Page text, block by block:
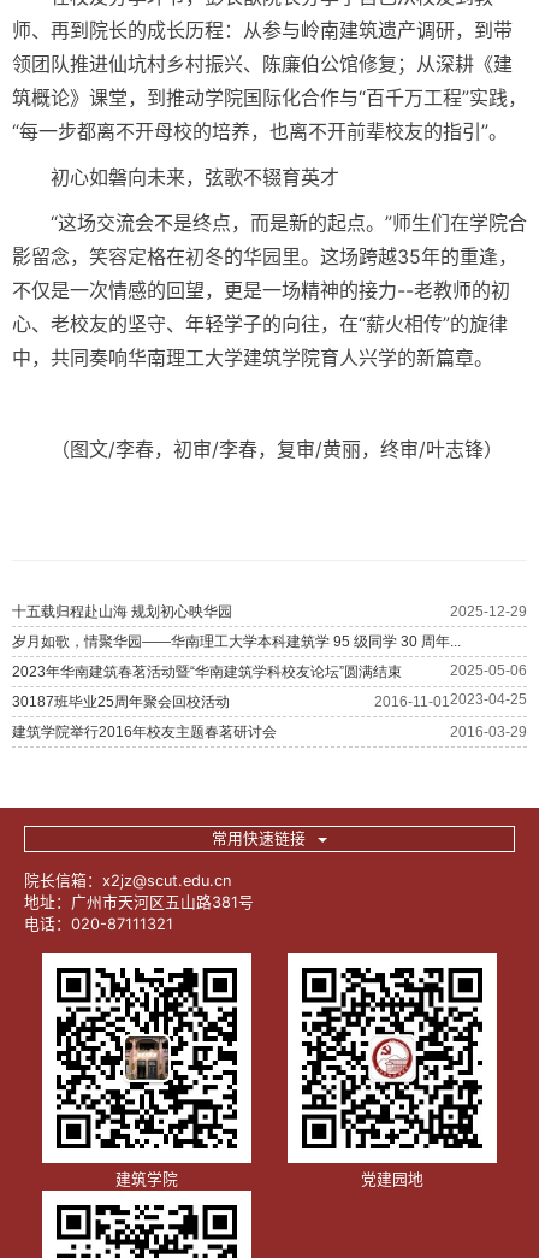
师、再到院长的成长历程：从参与岭南建筑遗产调研，到带
领团队推进仙坑村乡村振兴、陈廉伯公馆修复；从深耕《建
筑概论》课堂，到推动学院国际化合作与“百千万工程”实践，
“每一步都离不开母校的培养，也离不开前辈校友的指引”。
初心如磐向未来，弦歌不辍育英才
“这场交流会不是终点，而是新的起点。”师生们在学院合
影留念，笑容定格在初冬的华园里。这场跨越35年的重逢，
不仅是一次情感的回望，更是一场精神的接力--老教师的初
心、老校友的坚守、年轻学子的向往，在“薪火相传”的旋律
中，共同奏响华南理工大学建筑学院育人兴学的新篇章。
（图文/李春，初审/李春，复审/黄丽，终审/叶志锋）
常用快速链接
院长信箱：x2jz@scut.edu.cn
地址：广州市天河区五山路381号
电话：020-87111321
建筑学院 党建园地